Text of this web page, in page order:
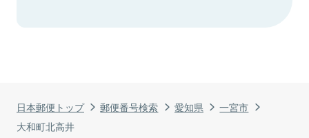
日本郵便トップ 郵便番号検索 愛知県
一宮市
大和町北高井